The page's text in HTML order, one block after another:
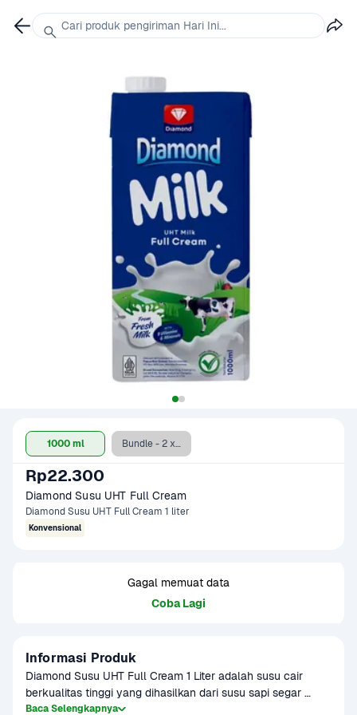
1000 ml Bundle - 2 x Full Cream
Rp22.300
Diamond Susu UHT Full Cream
Diamond Susu UHT Full Cream 1 liter
Konvensional
Gagal memuat data
Coba Lagi
Informasi Produk
Diamond Susu UHT Full Cream 1 Liter adalah susu cair
berkualitas tinggi yang dihasilkan dari susu sapi segar
tanpa penambahan bahan pengawet. Diproses
Baca Selengkapnya
Cari produk pengiriman Hari Ini...